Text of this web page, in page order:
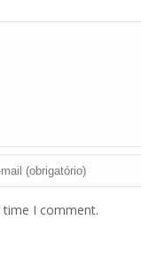
time I comment.